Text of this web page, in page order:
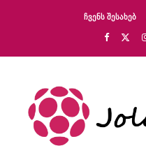
ᲩᲕᲔᲜᲡ ᲨᲔᲡᲐᲮᲔᲑ